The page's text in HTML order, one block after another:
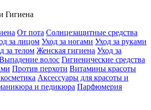
Гигиена
От пота Солнцезащитные средства
за лицом Уход за ногами Уход за руками
за телом Женская гигиена Уход за
волос Гигиенические средства
Против перхоти Витамины красоты
Аксессуары для красоты и
и педикюра Парфюмерия